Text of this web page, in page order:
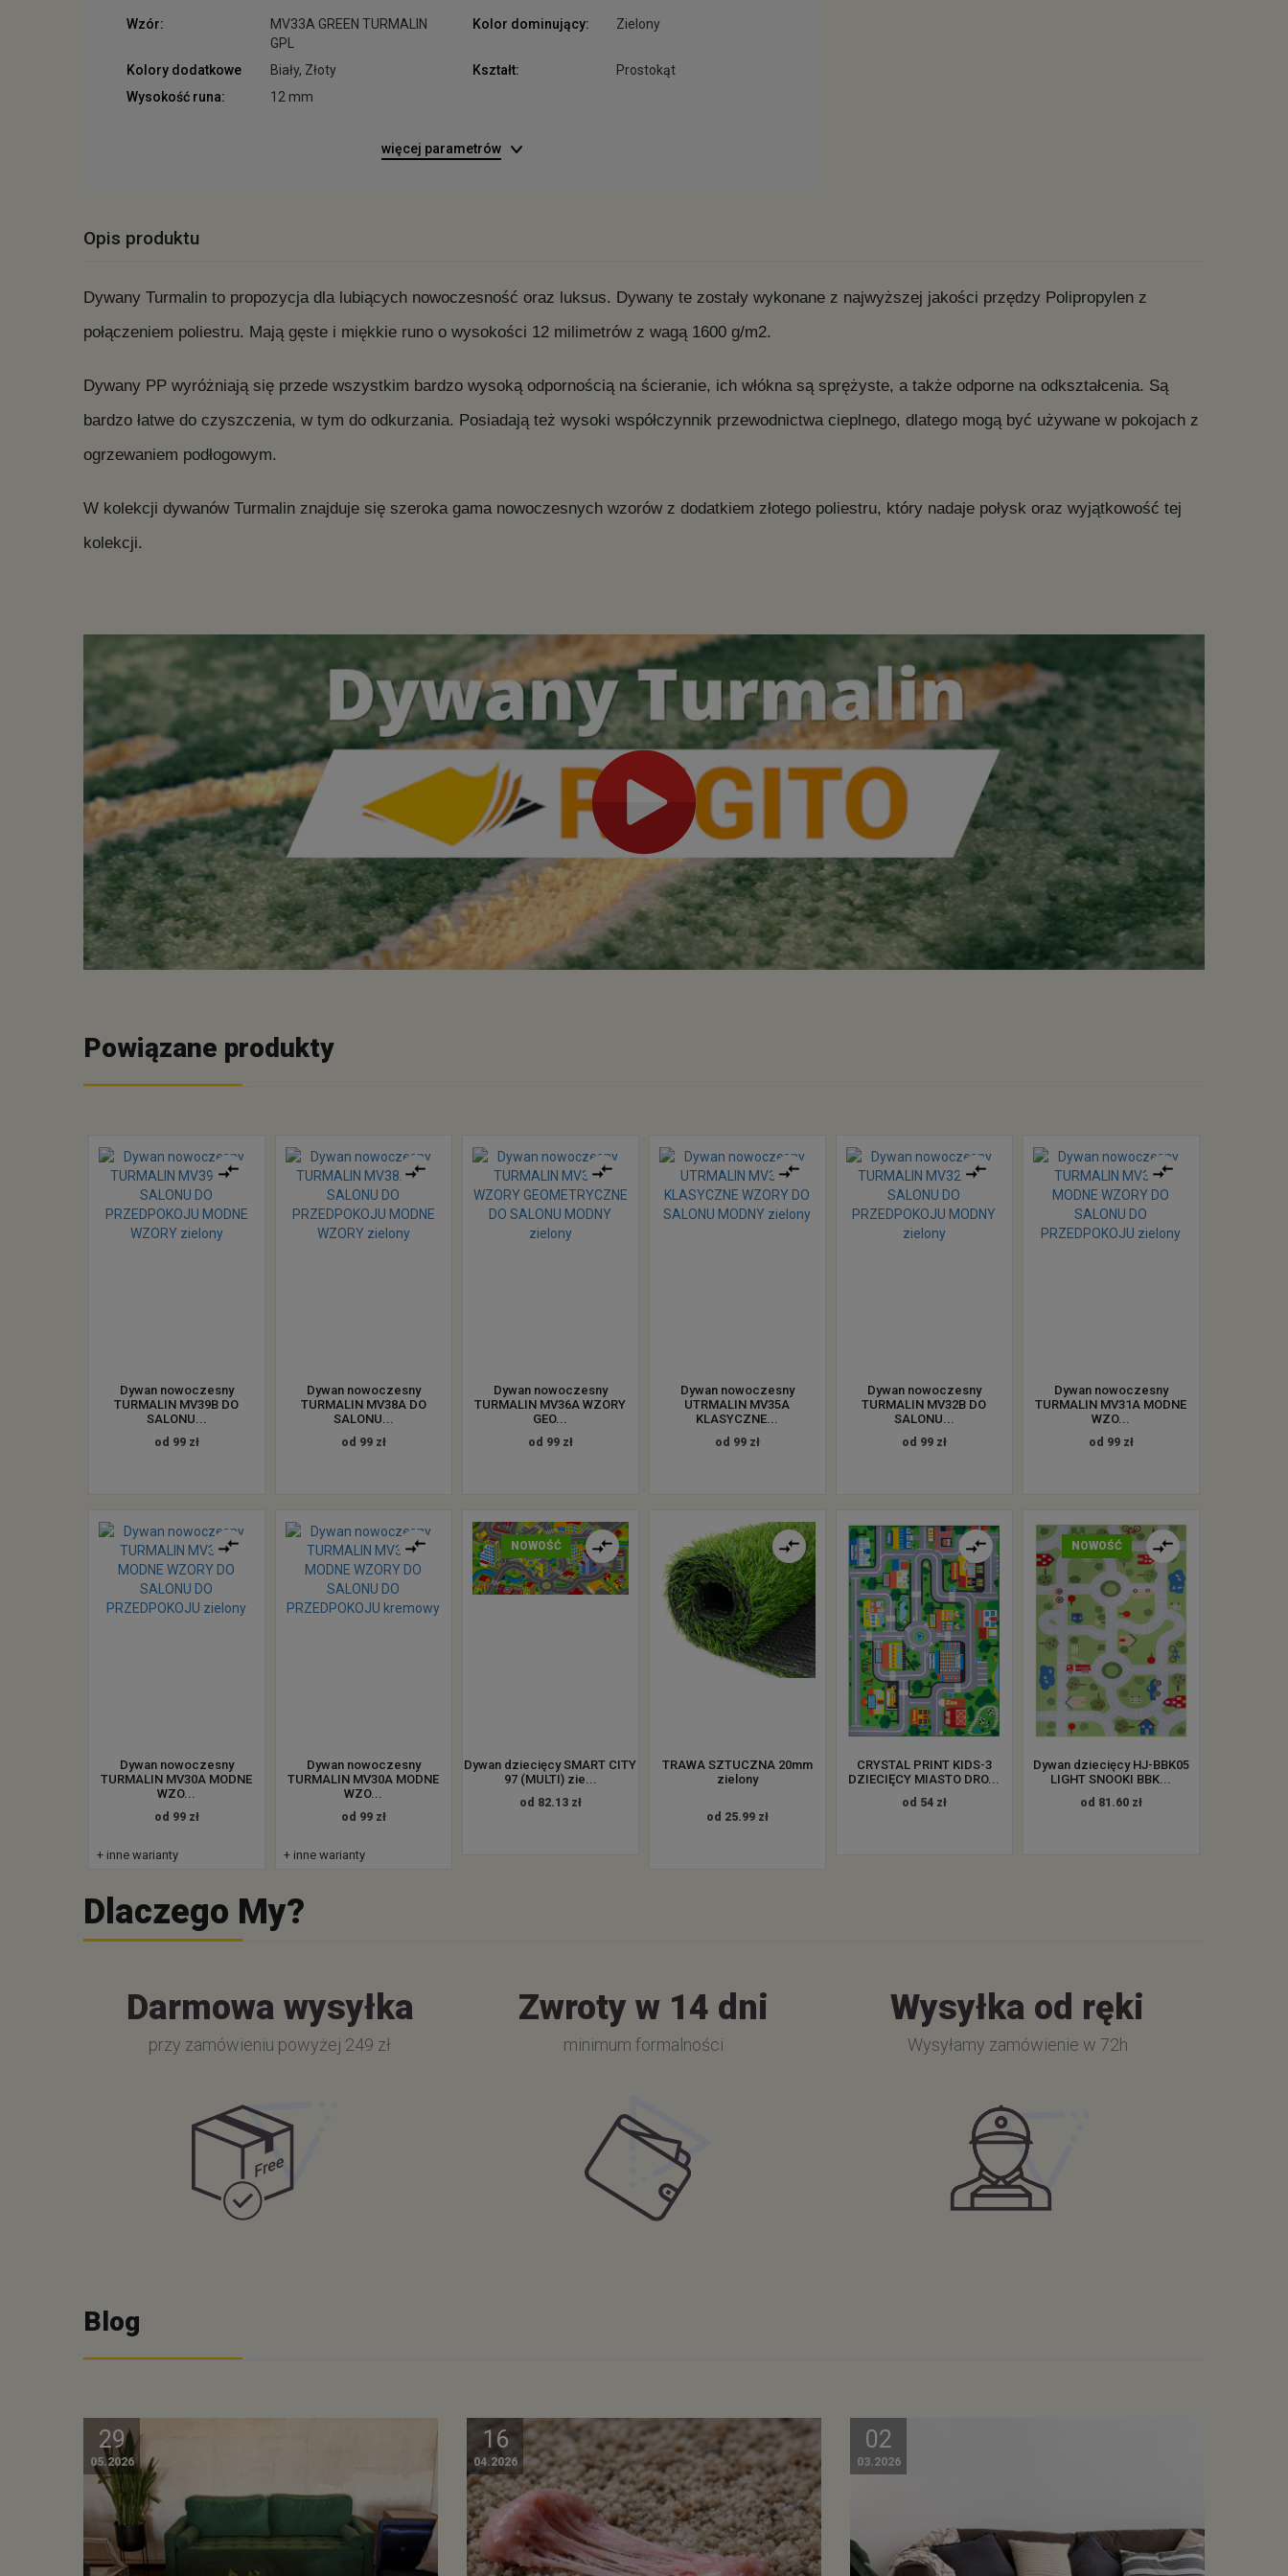
Wzór:
MV33A GREEN TURMALIN
GPL
Kolor dominujący: Zielony
Kolory dodatkowe Biały, Złoty Kształt:
Prostokąt
Wysokość runa:
12 mm
więcej parametrów
Opis produktu
Dywany Turmalin to propozycja dla lubiących nowoczesność oraz luksus. Dywany te zostały wykonane z najwyższej jakości przędzy Polipropylen z
połączeniem poliestru. Mają gęste i miękkie runo o wysokości 12 milimetrów z wagą 1600 g/m2.
Dywany PP wyróżniają się przede wszystkim bardzo wysoką odpornością na ścieranie, ich włókna są sprężyste, a także odporne na odkształcenia. Są
bardzo łatwe do czyszczenia, w tym do odkurzania. Posiadają też wysoki współczynnik przewodnictwa cieplnego, dlatego mogą być używane w pokojach z
ogrzewaniem podłogowym.
W kolekcji dywanów Turmalin znajduje się szeroka gama nowoczesnych wzorów z dodatkiem złotego poliestru, który nadaje połysk oraz wyjątkowość tej
kolekcji.
Powiązane produkty
Dywan nowoczesny
TURMALIN MV39B DO
SALONU...
od 99 zł
Dywan nowoczesny
TURMALIN MV38A DO
SALONU...
od 99 zł
Dywan nowoczesny
TURMALIN MV36A WZORY
GEO...
od 99 zł
Dywan nowoczesny
UTRMALIN MV35A
KLASYCZNE...
od 99 zł
Dywan nowoczesny
TURMALIN MV32B DO
SALONU...
od 99 zł
Dywan nowoczesny
TURMALIN MV31A MODNE
WZO...
od 99 zł
Dywan nowoczesny
TURMALIN MV30A MODNE
WZO...
od 99 zł
+ inne warianty
Dywan nowoczesny
TURMALIN MV30A MODNE
WZO...
od 99 zł
+ inne warianty
NOWOŚĆ
Dywan dziecięcy SMART CITY
97 (MULTI) zie...
od 82.13 zł
TRAWA SZTUCZNA 20mm
zielony
od 25.99 zł
CRYSTAL PRINT KIDS-3
DZIECIĘCY MIASTO DRO...
od 54 zł
NOWOŚĆ
Dywan dziecięcy HJ-BBK05
LIGHT SNOOKI BBK...
od 81.60 zł
Dlaczego My?
Darmowa wysyłka
przy zamówieniu powyżej 249 zł
Zwroty w 14 dni
minimum formalności
Wysyłka od ręki
Wysyłamy zamówienie w 72h
Blog
29
05.2026
16
04.2026
02
03.2026